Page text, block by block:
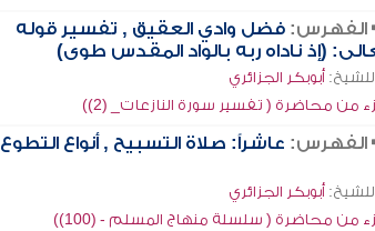
الفهرس: فضل وادي العقيق , تفسير قوله
(إذ ناداه ربه بالواد المقدس طوى)
أبوبكر الجزائري
من محاضرة ( تفسير سورة النازعات_ (2))
الفهرس: عاشراً: صلاة التسبيح , أنواع التطوع
أبوبكر الجزائري
من محاضرة ( سلسلة منهاج المسلم - (100))